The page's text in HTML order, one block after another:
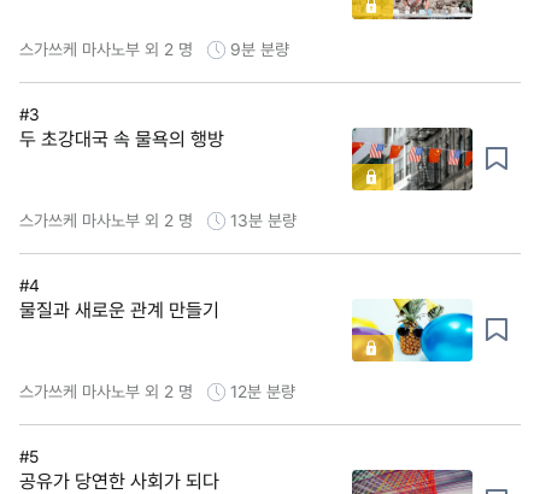
스가쓰케 마사노부 외 2 명 9분 분량
#3
두 초강대국 속 물욕의 행방
스가쓰케 마사노부 외 2 명 13분 분량
#4
물질과 새로운 관계 만들기
스가쓰케 마사노부 외 2 명 12분 분량
#5
공유가 당연한 사회가 되다